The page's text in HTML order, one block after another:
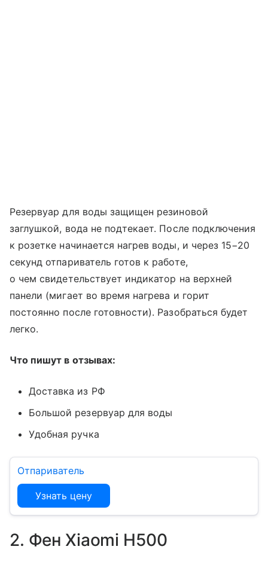
Резервуар для воды защищен резиновой
заглушкой, вода не подтекает. После подключения
к розетке начинается нагрев воды, и через 15−20
секунд отпариватель готов к работе,
о чем свидетельствует индикатор на верхней
панели (мигает во время нагрева и горит
постоянно после готовности). Разобраться будет
легко.
Что пишут в отзывах:
Доставка из РФ
Большой резервуар для воды
Удобная ручка
Отпариватель
Узнать цену
2. Фен Xiaomi H500